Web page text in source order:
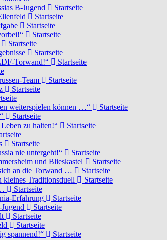
B-Jugend
Startseite
Startseite
Startseite
Startseite
Startseite
Startseite
Torwand!“
Startseite
Team
Startseite
Startseite
weiterspielen können …“
Startseite
Startseite
zu halten!“
Startseite
Startseite
nie untergeht!“
Startseite
und Blieskastel
Startseite
an die Torwand …
Startseite
kleines Traditionsduell
Startseite
Startseite
Erfahrung
Startseite
Startseite
Startseite
Startseite
spannend!“
Startseite